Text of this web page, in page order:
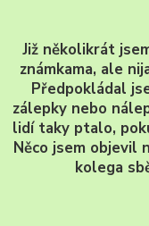
Již několikrát
známkama, ale
Předpokládal
zálepky nebo
lidí taky ptalo,
Něco jsem objevil
kolega